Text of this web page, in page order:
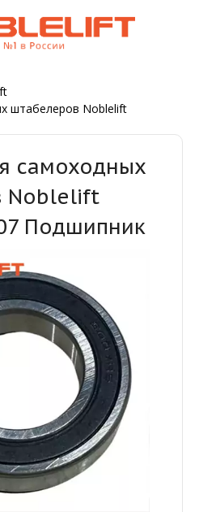
штабелеров Noblelift
самоходных
Noblelift
Подшипник